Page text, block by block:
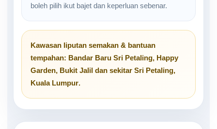
boleh pilih ikut bajet dan keperluan sebenar.
Kawasan liputan semakan & bantuan
tempahan: Bandar Baru Sri Petaling, Happy
Garden, Bukit Jalil dan sekitar Sri Petaling,
Kuala Lumpur.